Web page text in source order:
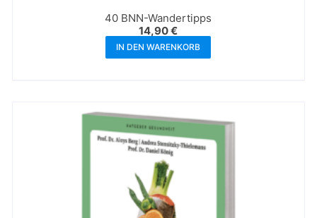
40 BNN-Wandertipps
14,90€
IN DEN WARENKORB